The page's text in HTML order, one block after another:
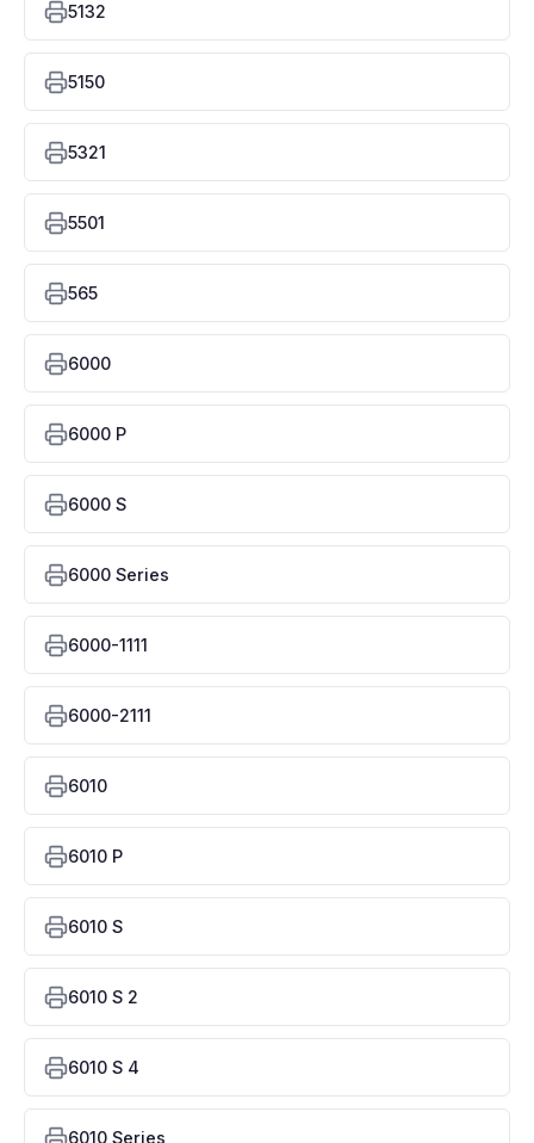
5132
5150
5321
5501
565
6000
6000 P
6000 S
6000 Series
6000-1111
6000-2111
6010
6010 P
6010 S
6010 S 2
6010 S 4
6010 Series